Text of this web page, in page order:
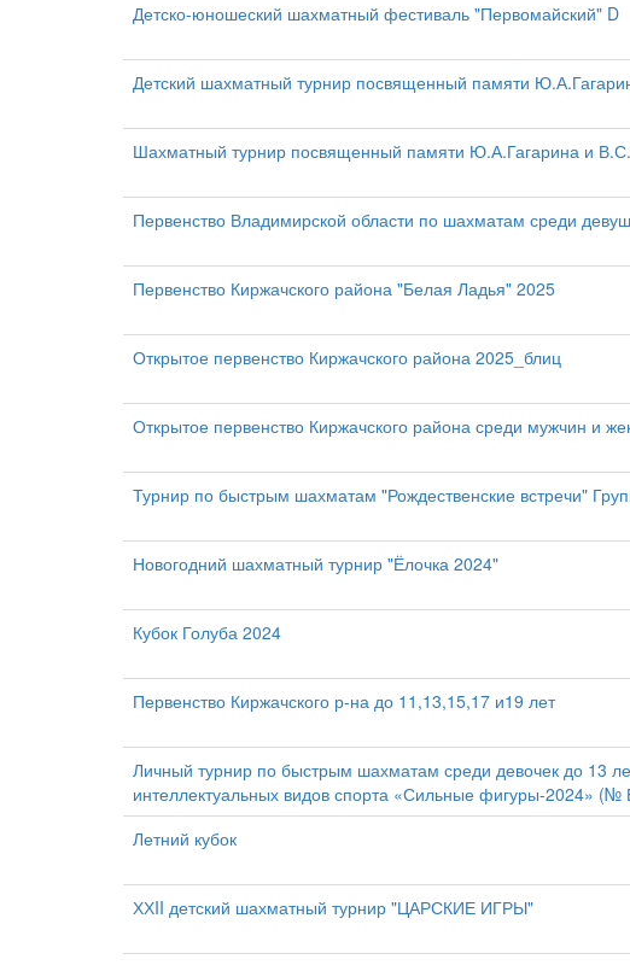
Детско-юношеский шахматный фестиваль "Первомайский" D
Детский шахматный турнир посвященный памяти
Шахматный турнир посвященный памяти Ю.А.Гагарина и
Первенство Владимирской области по шахматам среди
Первенство Киржачского района "Белая Ладья" 2025
Открытое первенство Киржачского района 2025_блиц
Открытое первенство Киржачского района среди мужчин и
Турнир по быстрым шахматам "Рождественские встречи"
Новогодний шахматный турнир "Ёлочка 2024"
Кубок Голуба 2024
Первенство Киржачского р-на до 11,13,15,17 и19 лет
Личный турнир по быстрым шахматам среди девочек до 13
интеллектуальных видов спорта «Сильные фигуры-2024»
Летний кубок
ХХII детский шахматный турнир "ЦАРСКИЕ ИГРЫ"